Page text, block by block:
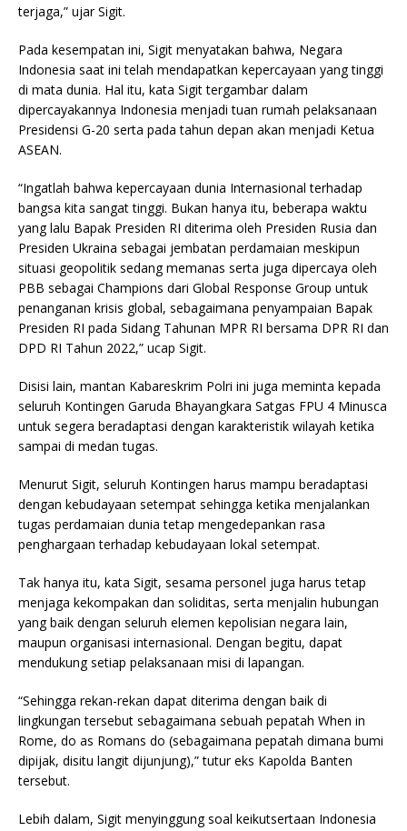
terjaga,” ujar Sigit.
Pada kesempatan ini, Sigit menyatakan bahwa, Negara
Indonesia saat ini telah mendapatkan kepercayaan yang tinggi
di mata dunia. Hal itu, kata Sigit tergambar dalam
dipercayakannya Indonesia menjadi tuan rumah pelaksanaan
Presidensi G-20 serta pada tahun depan akan menjadi Ketua
ASEAN.
“Ingatlah bahwa kepercayaan dunia Internasional terhadap
bangsa kita sangat tinggi. Bukan hanya itu, beberapa waktu
yang lalu Bapak Presiden RI diterima oleh Presiden Rusia dan
Presiden Ukraina sebagai jembatan perdamaian meskipun
situasi geopolitik sedang memanas serta juga dipercaya oleh
PBB sebagai Champions dari Global Response Group untuk
penanganan krisis global, sebagaimana penyampaian Bapak
Presiden RI pada Sidang Tahunan MPR RI bersama DPR RI dan
DPD RI Tahun 2022,” ucap Sigit.
Disisi lain, mantan Kabareskrim Polri ini juga meminta kepada
seluruh Kontingen Garuda Bhayangkara Satgas FPU 4 Minusca
untuk segera beradaptasi dengan karakteristik wilayah ketika
sampai di medan tugas.
Menurut Sigit, seluruh Kontingen harus mampu beradaptasi
dengan kebudayaan setempat sehingga ketika menjalankan
tugas perdamaian dunia tetap mengedepankan rasa
penghargaan terhadap kebudayaan lokal setempat.
Tak hanya itu, kata Sigit, sesama personel juga harus tetap
menjaga kekompakan dan soliditas, serta menjalin hubungan
yang baik dengan seluruh elemen kepolisian negara lain,
maupun organisasi internasional. Dengan begitu, dapat
mendukung setiap pelaksanaan misi di lapangan.
“Sehingga rekan-rekan dapat diterima dengan baik di
lingkungan tersebut sebagaimana sebuah pepatah When in
Rome, do as Romans do (sebagaimana pepatah dimana bumi
dipijak, disitu langit dijunjung),” tutur eks Kapolda Banten
tersebut.
Lebih dalam, Sigit menyinggung soal keikutsertaan Indonesia